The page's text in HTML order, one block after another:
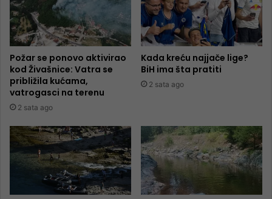
Požar se ponovo aktivirao
kod Živašnice: Vatra se
približila kućama,
vatrogasci na terenu
2 sata ago
Kada kreću najjače lige?
BiH ima šta pratiti
2 sata ago